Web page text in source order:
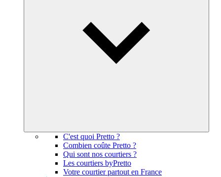
C'est quoi Pretto ?
Combien coûte Pretto ?
Qui sont nos courtiers ?
Les courtiers byPretto
Votre courtier partout en France